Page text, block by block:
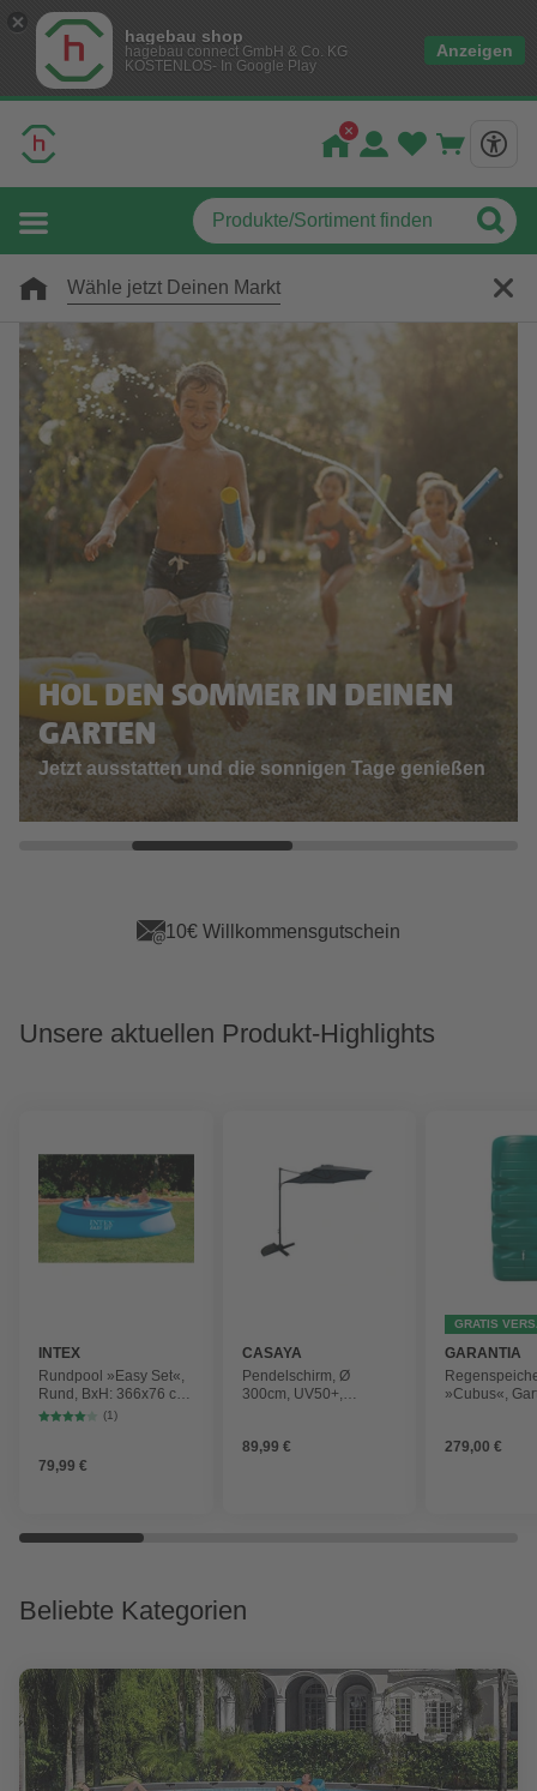
hagebau shop
hagebau connect GmbH & Co. KG
KOSTENLOS- In Google Play
Anzeigen
Wähle jetzt Deinen Markt
HOL DEN SOMMER IN DEINEN
GARTEN
Jetzt ausstatten und die sonnigen Tage genießen
10€ Willkommensgutschein
Unsere aktuellen Produkt-Highlights
INTEX
Rundpool »Easy Set«,
Rund, BxH: 366x76 cm,
blau
(1)
79,99 €
CASAYA
Pendelschirm, Ø
300cm, UV50+,
89,99 €
GRATIS
GARANTIA
»Cubus«,
279,00 €
Beliebte Kategorien